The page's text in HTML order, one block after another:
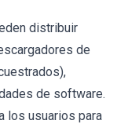
distribuir
de
de software.
los usuarios para